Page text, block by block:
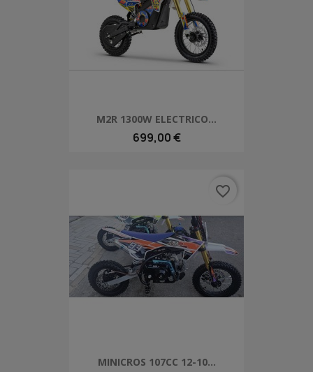
M2R 1300W ELECTRICO...
699,00 €
MINICROS 107CC 12-10...
favorite_border